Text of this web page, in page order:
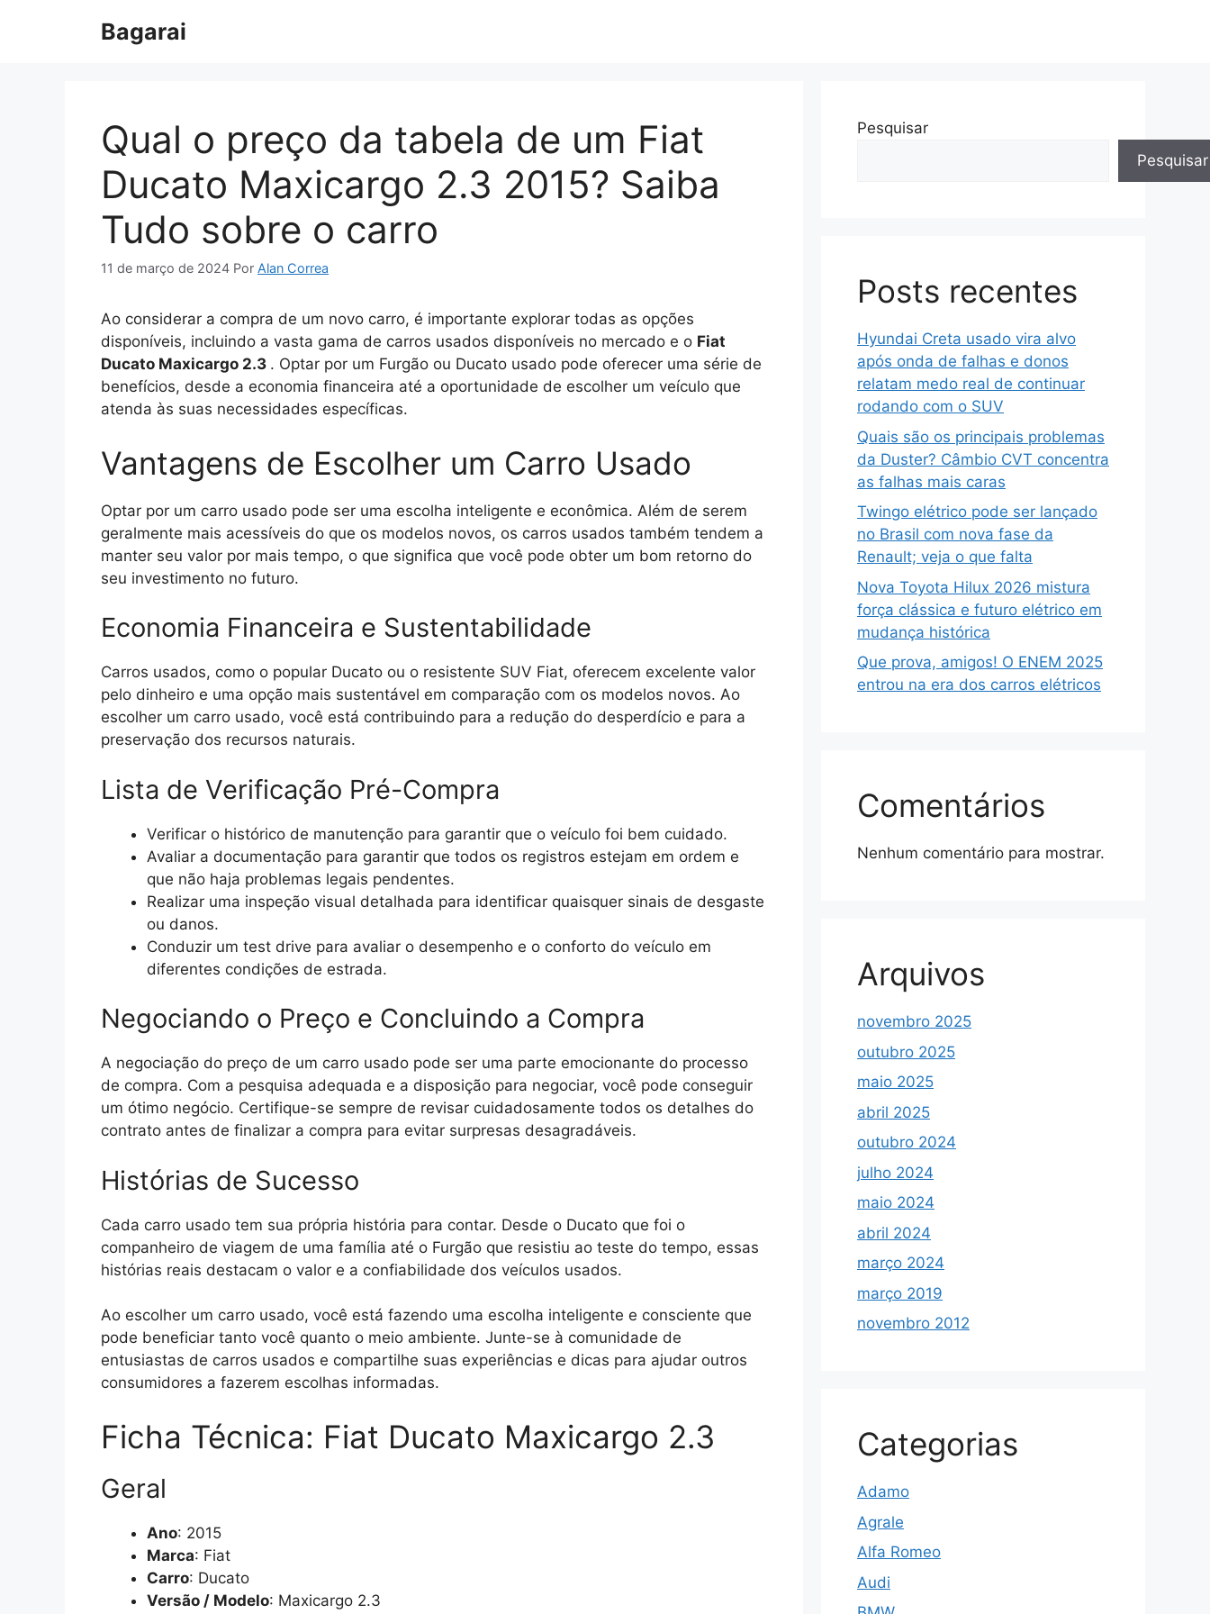
Bagarai
Qual o preço da tabela de um Fiat
Ducato Maxicargo 2.3 2015? Saiba
Tudo sobre o carro
11 de março de 2024 Por Alan Correa
Ao considerar a compra de um novo carro, é importante explorar todas as opções
disponíveis, incluindo a vasta gama de carros usados disponíveis no mercado e o Fiat
Ducato Maxicargo 2.3 . Optar por um Furgão ou Ducato usado pode oferecer uma série de
benefícios, desde a economia financeira até a oportunidade de escolher um veículo que
atenda às suas necessidades específicas.
Vantagens de Escolher um Carro Usado
Optar por um carro usado pode ser uma escolha inteligente e econômica. Além de serem
geralmente mais acessíveis do que os modelos novos, os carros usados também tendem a
manter seu valor por mais tempo, o que significa que você pode obter um bom retorno do
seu investimento no futuro.
Economia Financeira e Sustentabilidade
Carros usados, como o popular Ducato ou o resistente SUV Fiat, oferecem excelente valor
pelo dinheiro e uma opção mais sustentável em comparação com os modelos novos. Ao
escolher um carro usado, você está contribuindo para a redução do desperdício e para a
preservação dos recursos naturais.
Lista de Verificação Pré-Compra
Verificar o histórico de manutenção para garantir que o veículo foi bem cuidado.
Avaliar a documentação para garantir que todos os registros estejam em ordem e
que não haja problemas legais pendentes.
Realizar uma inspeção visual detalhada para identificar quaisquer sinais de desgaste
ou danos.
Conduzir um test drive para avaliar o desempenho e o conforto do veículo em
diferentes condições de estrada.
Negociando o Preço e Concluindo a Compra
A negociação do preço de um carro usado pode ser uma parte emocionante do processo
de compra. Com a pesquisa adequada e a disposição para negociar, você pode conseguir
um ótimo negócio. Certifique-se sempre de revisar cuidadosamente todos os detalhes do
contrato antes de finalizar a compra para evitar surpresas desagradáveis.
Histórias de Sucesso
Cada carro usado tem sua própria história para contar. Desde o Ducato que foi o
companheiro de viagem de uma família até o Furgão que resistiu ao teste do tempo, essas
histórias reais destacam o valor e a confiabilidade dos veículos usados.
Ao escolher um carro usado, você está fazendo uma escolha inteligente e consciente que
pode beneficiar tanto você quanto o meio ambiente. Junte-se à comunidade de
entusiastas de carros usados e compartilhe suas experiências e dicas para ajudar outros
consumidores a fazerem escolhas informadas.
Ficha Técnica: Fiat Ducato Maxicargo 2.3
Geral
Ano: 2015
Marca: Fiat
Carro: Ducato
Versão / Modelo: Maxicargo 2.3
Pesquisar
Pesquisar
Posts recentes
Hyundai Creta usado vira alvo
após onda de falhas e donos
relatam medo real de continuar
rodando com o SUV
Quais são os principais problemas
da Duster? Câmbio CVT concentra
as falhas mais caras
Twingo elétrico pode ser lançado
no Brasil com nova fase da
Renault; veja o que falta
Nova Toyota Hilux 2026 mistura
força clássica e futuro elétrico em
mudança histórica
Que prova, amigos! O ENEM 2025
entrou na era dos carros elétricos
Comentários
Nenhum comentário para mostrar.
Arquivos
novembro 2025
outubro 2025
maio 2025
abril 2025
outubro 2024
julho 2024
maio 2024
abril 2024
março 2024
março 2019
novembro 2012
Categorias
Adamo
Agrale
Alfa Romeo
Audi